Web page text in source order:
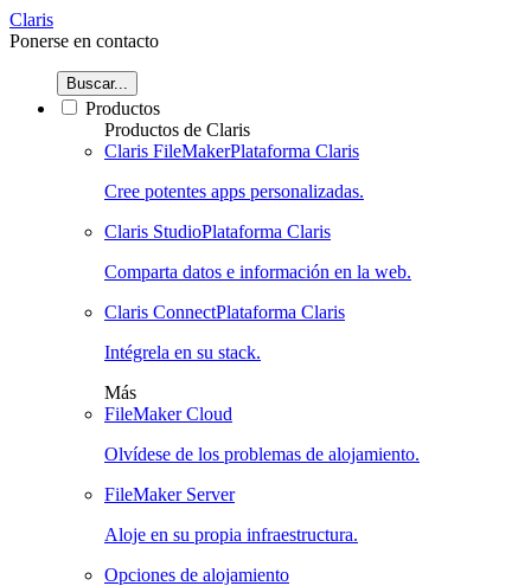
Claris
Ponerse en contacto
Buscar...
Productos
Productos de Claris
Claris FileMakerPlataforma Claris
Cree potentes apps personalizadas.
Claris StudioPlataforma Claris
Comparta datos e información en la web.
Claris ConnectPlataforma Claris
Intégrela en su stack.
Más
FileMaker Cloud
Olvídese de los problemas de alojamiento.
FileMaker Server
Aloje en su propia infraestructura.
Opciones de alojamiento